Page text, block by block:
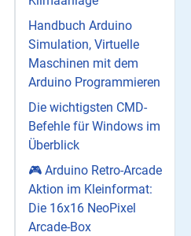
Handbuch Arduino
Simulation, Virtuelle
Maschinen mit dem
Arduino Programmieren
Die wichtigsten CMD-
Befehle für Windows im
Überblick
🎮 Arduino Retro-Arcade
Aktion im Kleinformat:
Die 16x16 NeoPixel
Arcade-Box